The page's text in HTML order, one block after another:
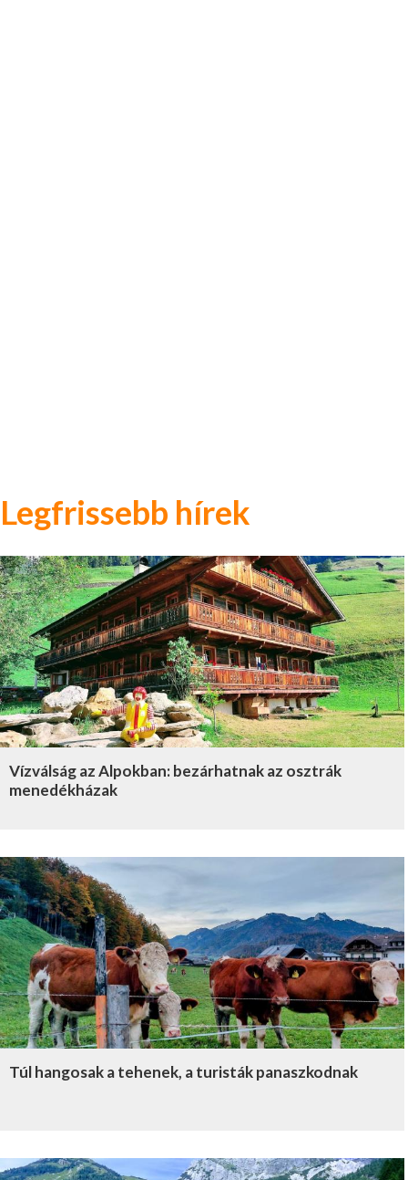
Legfrissebb hírek
Vízválság az Alpokban: bezárhatnak az osztrák
menedékházak
Túl hangosak a tehenek, a turisták panaszkodnak